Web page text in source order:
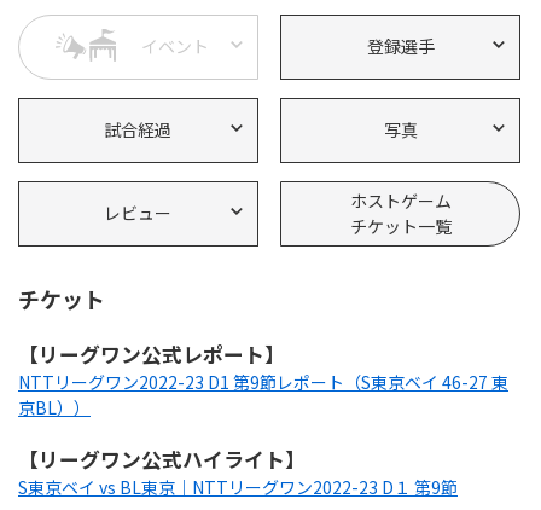
イベント 登録選手
試合経過 写真
レビュー
ホストゲーム
チケット一覧
チケット
【リーグワン公式レポート】
NTTリーグワン2022-23 D1 第9節レポート（S東京ベイ 46-27 東
京BL））
【リーグワン公式ハイライト】
S東京ベイ vs BL東京｜NTTリーグワン2022-23 D１ 第9節